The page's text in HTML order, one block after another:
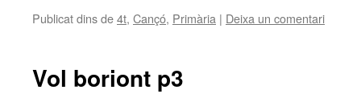
Publicat dins de4t, Cançó, Primària | Deixa un comentari
Vol boriont p3